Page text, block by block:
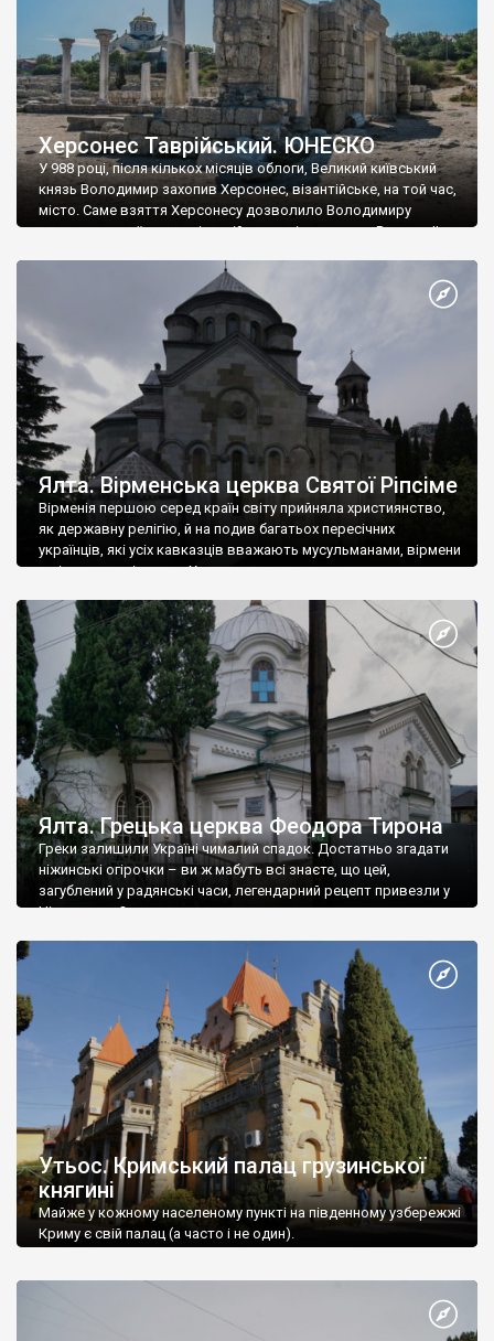
Херсонес Таврійський. ЮНЕСКО
У 988 році, після кількох місяців облоги, Великий київський
князь Володимир захопив Херсонес, візантійське, на той час,
місто. Саме взяття Херсонесу дозволило Володимиру
диктувати свої умови візантійському імператору Василю ІІ, та
Херсонесі Володимир-язичник, став Василем-християнином.
А потім було Хрещення Русі. На честь Херсонесу Таврійського
Ялта. Вірменська церква Святої Ріпсіме
Вірменія першою серед країн світу прийняла християнство,
як державну релігію, й на подив багатьох пересічних
українців, які усіх кавказців вважають мусульманами, вірмени
є відданими вірянами Христа
Ялта. Грецька церква Феодора Тирона
Греки залишили Україні чималий спадок. Достатньо згадати
ніжинські огірочки – ви ж мабуть всі знаєте, що цей,
загублений у радянські часи, легендарний рецепт привезли у
Ніжин греки?
Утьос. Кримський палац грузинської
княгині
Майже у кожному населеному пункті на південному узбережжі
Криму є свій палац (а часто і не один).